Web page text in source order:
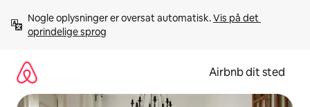
videre
Nogle oplysninger er oversat automatisk. Vis på det
oprindelige sprog
Airbnb dit sted